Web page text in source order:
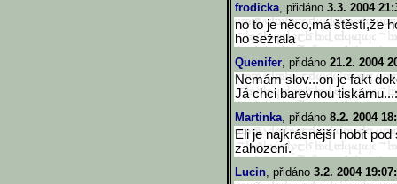
frodicka, přidáno 3.3. 2004
no to je něco,má štěstí,že
ho sežrala
Quenifer, přidáno 21.2. 2004
Nemám slov...on je fakt
Já chci barevnou
Martinka, přidáno 8.2. 2004
Eli je najkrásnější hobit
zahození.
Lucin, přidáno 3.2. 2004